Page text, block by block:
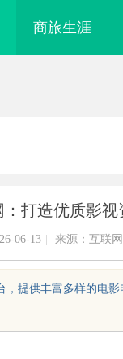
商旅生涯
打造优质影
06-13 来源：互联网
，提供丰富多样的电